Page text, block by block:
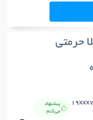
حرمتی
پیشنهاد
می‌کنم